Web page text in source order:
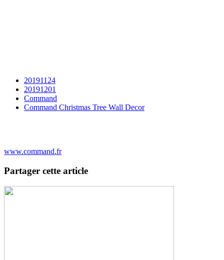
20191124
20191201
Command
Command Christmas Tree Wall Decor
www.command.fr
Partager cette article